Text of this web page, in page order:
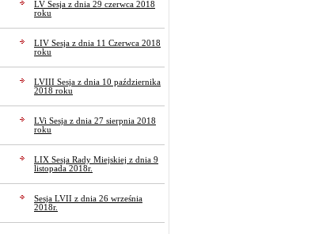
LV Sesja z dnia 29 czerwca 2018
roku
LIV Sesja z dnia 11 Czerwca 2018
roku
LVIII Sesja z dnia 10 października
2018 roku
LVi Sesja z dnia 27 sierpnia 2018
roku
LIX Sesja Rady Miejskiej z dnia 9
listopada 2018r.
Sesja LVII z dnia 26 września
2018r.